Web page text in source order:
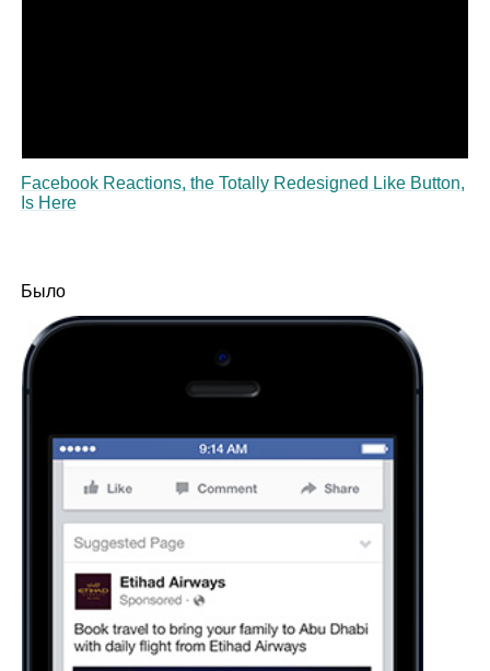
Facebook Reactions, the Totally Redesigned Like Button,
Is Here
Было